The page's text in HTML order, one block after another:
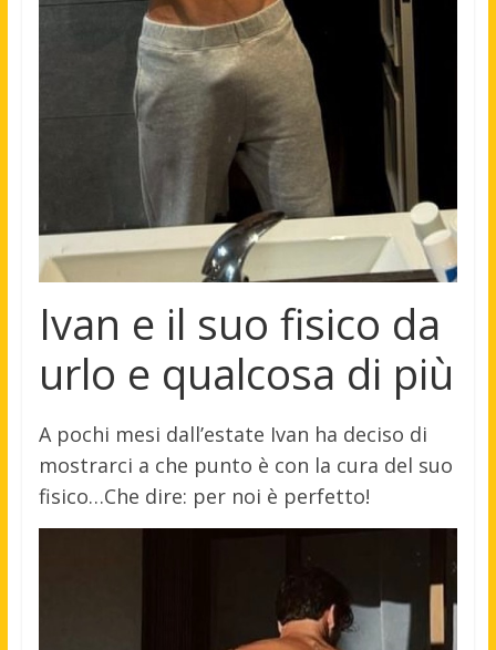
Ivan e il suo fisico da
urlo e qualcosa di più
A pochi mesi dall’estate Ivan ha deciso di
mostrarci a che punto è con la cura del suo
fisico…Che dire: per noi è perfetto!